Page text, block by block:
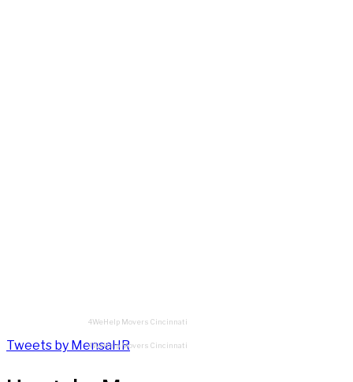
4WeHelp Movers Cincinnati
Tweets by MensaHR4WeHelp Movers Cincinnati